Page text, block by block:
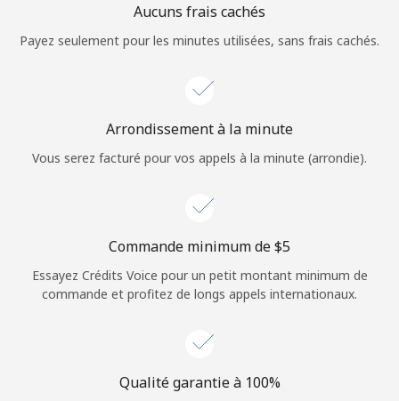
Rappel du mot de passe →
Continue avec
Aucuns frais cachés
Payez seulement pour les minutes utilisées, sans frais cachés.
Arrondissement à la minute
Vous serez facturé pour vos appels à la minute (arrondie).
Commande minimum de ⁦$5⁩
Essayez Crédits Voice pour un petit montant minimum de
commande et profitez de longs appels internationaux.
Qualité garantie à 100%